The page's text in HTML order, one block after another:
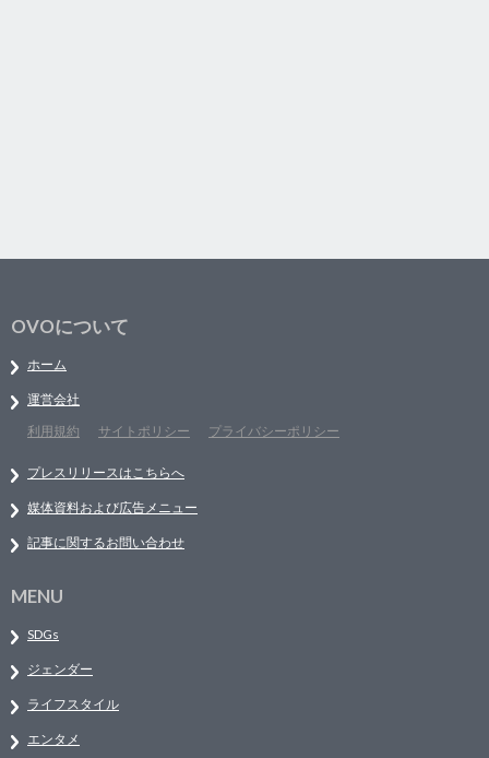
OVOについて
ホーム
運営会社
利用規約
サイトポリシー プライバシーポリシー
プレスリリースはこちらへ
媒体資料および広告メニュー
記事に関するお問い合わせ
MENU
SDGs
ジェンダー
ライフスタイル
エンタメ